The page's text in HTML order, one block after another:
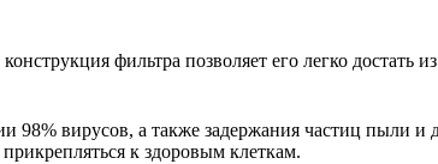
фильтра позволяет его легко достать
98% вирусов, а также задержания частиц пыли и
к здоровым клеткам.